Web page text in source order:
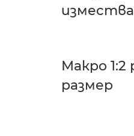
Макро 1:2
размер